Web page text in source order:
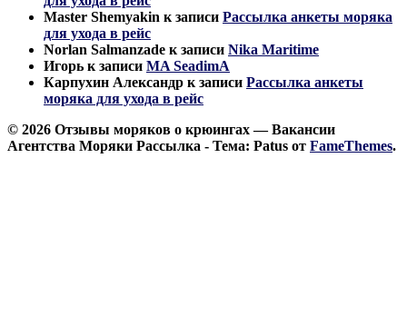
Master Shemyakin к записи Рассылка анкеты моряка
для ухода в рейс
Norlan Salmanzade к записи Nika Maritime
Игорь к записи MA SeadimA
Карпухин Александр к записи Рассылка анкеты
моряка для ухода в рейс
© 2026 Отзывы моряков о крюингах — Вакансии
Агентства Моряки Рассылка - Тема: Patus от FameThemes.